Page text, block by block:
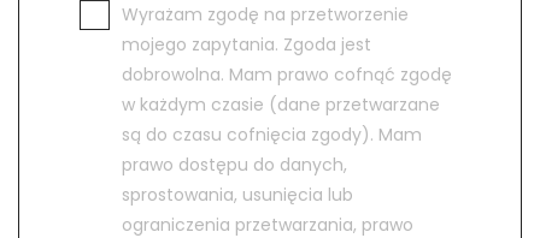
Wyrażam zgodę na przetworzenie
mojego zapytania. Zgoda jest
dobrowolna. Mam prawo cofnąć zgodę
w każdym czasie (dane przetwarzane
są do czasu cofnięcia zgody). Mam
prawo dostępu do danych,
sprostowania, usunięcia lub
ograniczenia przetwarzania, prawo